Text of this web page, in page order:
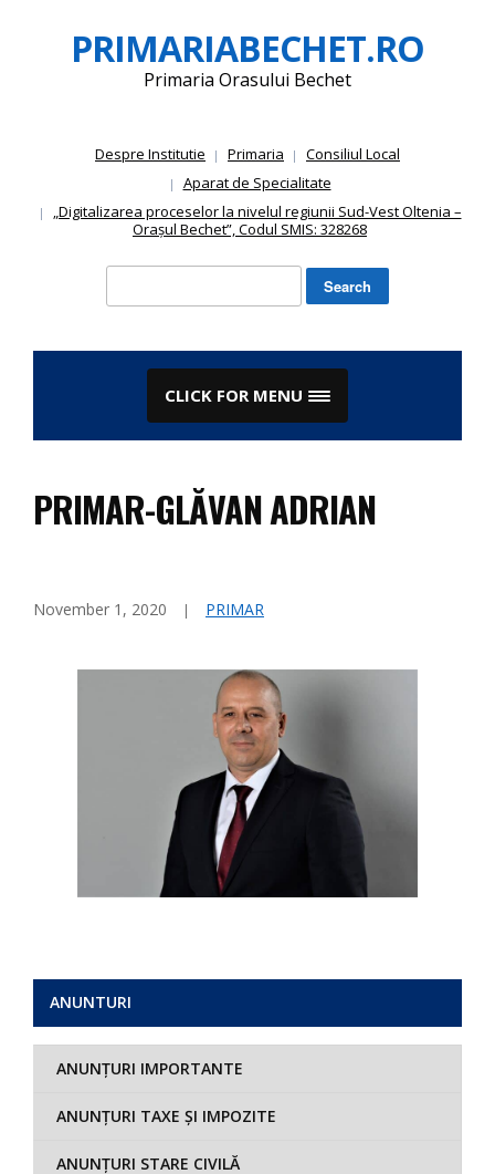
to
content
PRIMARIABECHET.RO
Primaria Orasului Bechet
Despre Institutie Primaria
Consiliul Local
Aparat de Specialitate
„Digitalizarea proceselor la nivelul regiunii Sud-Vest Oltenia –
Orașul Bechet”, Codul SMIS: 328268
CLICK FOR MENU
PRIMAR-GLĂVAN ADRIAN
November 1, 2020 PRIMAR
ANUNTURI
ANUNȚURI IMPORTANTE
ANUNȚURI TAXE ȘI IMPOZITE
ANUNȚURI STARE CIVILĂ